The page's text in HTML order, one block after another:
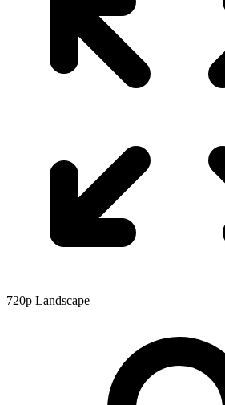
720p Landscape